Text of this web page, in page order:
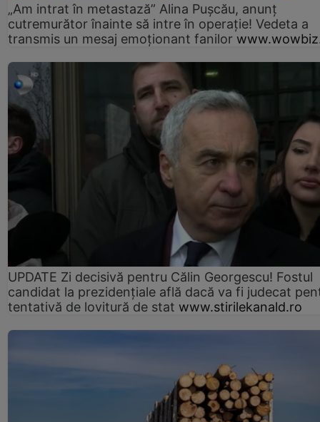
„Am intrat în metastază” Alina Pușcău, anunț
cutremurător înainte să intre în operație! Vedeta a
transmis un mesaj emoționant fanilor
UPDATE Zi decisivă pentru Călin Georgescu! Fostul
candidat la prezidențiale află dacă va fi judecat
tentativă de lovitură de stat www.stirilekanald.ro